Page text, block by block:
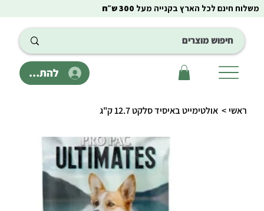
להתחבר
משלוח חינם לכל הארץ בקנייה מעל 300 ש״ח
ראשי > אולטימייט באיסיד סלקט 12.7 ק"ג